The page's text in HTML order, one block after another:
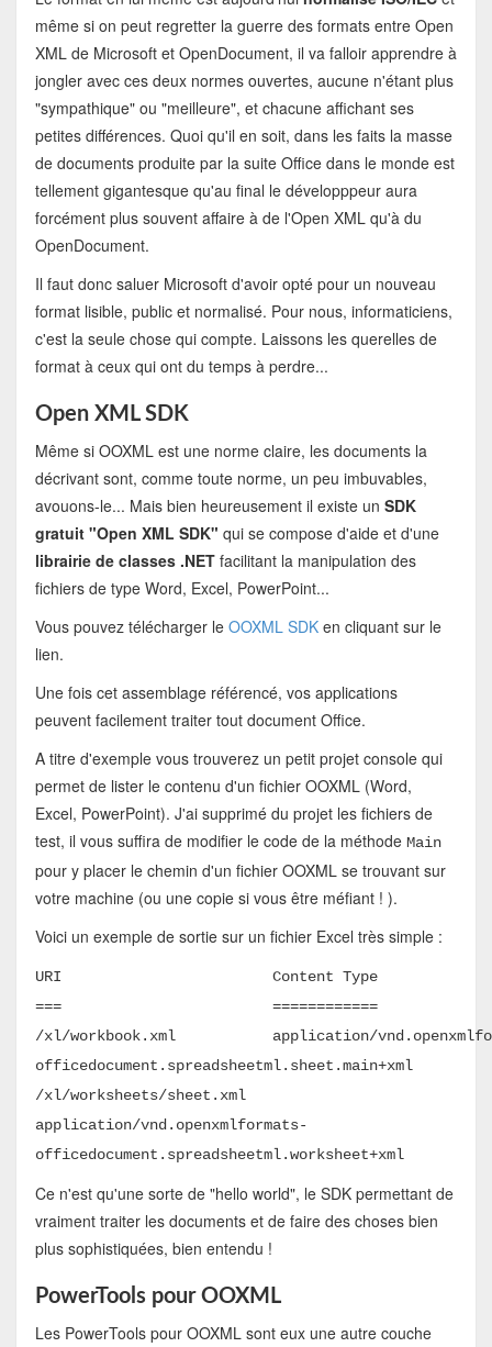
même si on peut regretter la guerre des formats entre Open
XML de Microsoft et OpenDocument, il va falloir apprendre à
jongler avec ces deux normes ouvertes, aucune n'étant plus
"sympathique" ou "meilleure", et chacune affichant ses
petites différences. Quoi qu'il en soit, dans les faits la masse
de documents produite par la suite Office dans le monde est
tellement gigantesque qu'au final le développpeur aura
forcément plus souvent affaire à de l'Open XML qu'à du
OpenDocument.
Il faut donc saluer Microsoft d'avoir opté pour un nouveau
format lisible, public et normalisé. Pour nous, informaticiens,
c'est la seule chose qui compte. Laissons les querelles de
format à ceux qui ont du temps à perdre...
Open XML SDK
Même si OOXML est une norme claire, les documents la
décrivant sont, comme toute norme, un peu imbuvables,
avouons-le... Mais bien heureusement il existe un SDK
gratuit "Open XML SDK" qui se compose d'aide et d'une
librairie de classes .NETfacilitant la manipulation des
fichiers de type Word, Excel, PowerPoint...
Vous pouvez télécharger le OOXML SDKen cliquant sur le
lien.
Une fois cet assemblage référencé, vos applications
peuvent facilement traiter tout document Office.
A titre d'exemple vous trouverez un petit projet console qui
permet de lister le contenu d'un fichier OOXML (Word,
Excel, PowerPoint). J'ai supprimé du projet les fichiers de
test, il vous suffira de modifier le code de la méthode Main
pour y placer le chemin d'un fichier OOXML se trouvant sur
votre machine (ou une copie si vous être méfiant ! ).
Voici un exemple de sortie sur un fichier Excel très simple :
URI Content Type
=== ============
/xl/workbook.xml application/
officedocument.spreadsheetml.sheet.main+xml
/xl/worksheets/sheet.xml
application/vnd.openxmlformats-
officedocument.spreadsheetml.worksheet+xml
Ce n'est qu'une sorte de "hello world", le SDK permettant de
vraiment traiter les documents et de faire des choses bien
plus sophistiquées, bien entendu !
PowerTools pour OOXML
Les PowerTools pour OOXML sont eux une autre couche